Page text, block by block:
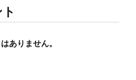
ありません。